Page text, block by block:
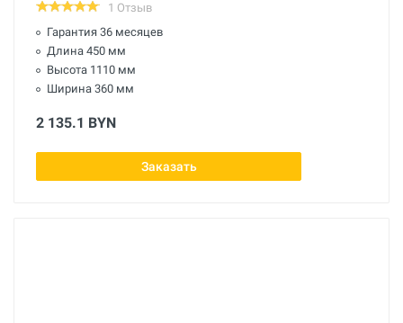
1 Отзыв
Гарантия 36 месяцев
Длина 450 мм
Высота 1110 мм
Ширина 360 мм
2 135.1 BYN
Заказать